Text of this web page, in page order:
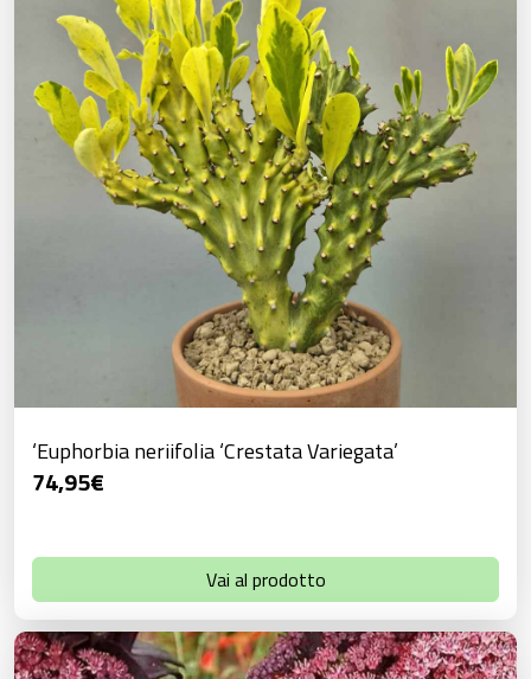
‘Euphorbia neriifolia ‘Crestata Variegata’
74,95€
Vai al prodotto